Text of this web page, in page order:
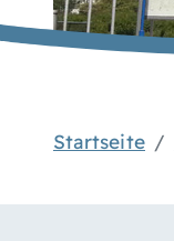
Startseite